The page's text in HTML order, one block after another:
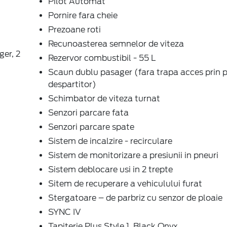
2
Pornire fara cheie
Prezoane roti
Recunoasterea semnelor de viteza
Rezervor combustibil - 55 L
Scaun dublu pasager (fara trapa acces prin
despartitor)
Schimbator de viteza turnat
Senzori parcare fata
Senzori parcare spate
Sistem de incalzire - recirculare
Sistem de monitorizare a presiunii in pneuri
Sistem deblocare usi in 2 trepte
Sitem de recuperare a vehiculului furat
Stergatoare – de parbriz cu senzor de ploaie
SYNC IV